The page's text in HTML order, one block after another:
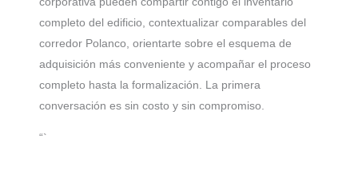
completo del edificio, contextualizar comparables del
corredor Polanco, orientarte sobre el esquema de
adquisición más conveniente y acompañar el proceso
completo hasta la formalización. La primera
conversación es sin costo y sin compromiso.
“`